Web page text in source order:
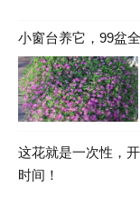
小窗台养它，99盆
这花就是一次性，
时间！